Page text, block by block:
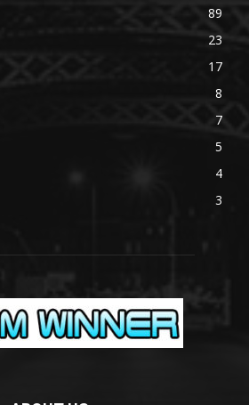
89
23
17
8
7
5
4
3